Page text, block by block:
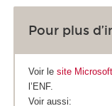
Pour plus
Voir le site
l’ENF.
Voir aussi: